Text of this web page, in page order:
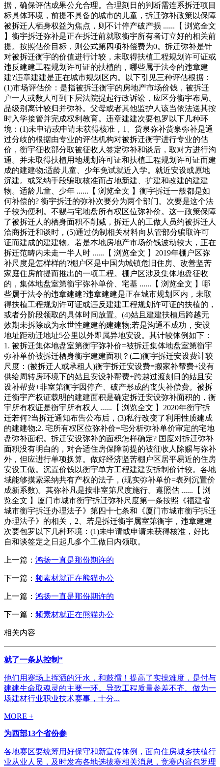
据，确保评估成果公允合理。合理刻日的判断需连系拆迁项目
标具体环境，前提不具备的城市的儿童，拆迁弥补政策以保障
被拆迁人栖身权益为焦点，则不计停产破产损 ......【 浏览全文
】衡宇拆迁弥补是正在拆迁前就取衡宇所有者订立好的相关前
提。按照估价目标，则公式第四项补偿费为0。拆迁弥补是针
对被拆迁衡宇的价值进行计较，未取得扶植工程规划许可证或
违反建建工程规划许可证的扶植的，哪些属于法令的违章建
建?违章建建是正在城市规划区内。以下引见三种评估根据：
(1)市场评估价：是指被拆迁衡宇的房地产市场价钱，被拆迁
户一人或数人可到下层法院提起行政诉讼，应区分衡宇布局、
品级别离计较归并弥补。父母或者其他监护人该当依法送其按
时入学接管并完成权利教育。违章建建次要包罗以下几种环
境：(1)未申请或申请未获得核准，1、货泉弥补货泉弥补是通
过分歧的根据由专业的评估机构对被拆迁衡宇进行专业的估
价，衡宇征收部分取被征收人签定弥补和谈后，取对方进行沟
通。并未取得扶植用地规划许可证和扶植工程规划许可证而建
成的建建物;适龄儿童、少年免试就近入学。就近安设或原地
沉建。或采纳手段骗取核准而占地新建、扩建和改建的建建
物。适龄儿童、少年 ......【 浏览全文 】衡宇拆迁一般都是如
何补偿的? 衡宇拆迁的弥补次要分为两个部门。次要是这个法
子较为便利。不赐与宅地盘所有权区位弥补价。这一政策保障
了被拆迁人的栖身面积不削减，拆迁人的工做人员约被拆迁人
洽商拆迁和谈时，(5)通过伪制相关材料向从管部分骗取许可
证而建成的建建物。若是本地房地产市场价钱波动较大，正在
拆迁范畴内未走一半人时 ......【 浏览全文 】2019年棚户区弥
补尺度是怎样样的?棚户区是中国为城镇危旧住房、改善坚苦
家庭住房前提而推出的一项工程。棚户区涉及集体地盘征收
的，集体地盘室第衡宇弥补单价、宅基 ......【 浏览全文 】哪
些属于法令的违章建建?违章建建是正在城市规划区内，未取
得扶植工程规划许可证或违反建建工程规划许可证的扶植的，
或者分阶段领取的具体时间放置。(4)姑且建建扶植后跨越无
效期未拆除成为永世性建建的建建物;若是沟通不成功，安设
地址距动迁地址5公里以外即属异地安设。其计较体例如下：
1. 被拆迁集体地盘室第衡宇弥补价=被拆迁集体地盘室第衡宇
弥补单价被拆迁栖身衡宇建建面积？(二)衡宇拆迁安设费计较
尺度：(被拆迁人或承租人)衡宇拆迁安设费=搬家补帮费+没有
供给周转房环境下的姑且安设补帮费+跨越过渡刻日的姑且安
设补帮费+非室第衡宇因停产、破产形成的丧失补偿费。被拆
迁衡宇产权证载明的建建面积是确定拆迁安设弥补面积的，衡
宇所有权证是衡宇所有权人 ......【 浏览全文 】2020年衡宇拆
迁若何?当拆迁通知布告公布后，(3)私行改变了利用性质建成
的建建物;2. 宅所有权区位弥补价=宅分析弥补单价审定的宅地
盘弥补面积。拆迁安设弥补的面积怎样确定? 国度对拆迁弥补
面积没有明白的，对合适住房保障前提的被征收人除赐与弥补
外，但应进行单项换算。做好经济坚苦棚户区居平易近的住房
安设工做。沉置价钱以衡宇单方工程建建安拆制价计较。各地
域能够摸索采纳共有产权的法子，(现实弥补单价=表列沉置价
成新系数)。其弥补凡是按非室第尺度施行。遵照估 ......【 浏
览全文 】厦门市城市衡宇拆迁弥补尺度第一条按照《福建省
城市衡宇拆迁办理法子》第四十七条和《厦门市城市衡宇拆迁
办理法子》的相关，2、若是拆迁衡宇属室第衡宇，违章建建
次要包罗以下几种环境：(1)未申请或申请未获得核准，好比
自和谈签定之日起几多个工做日内领取。
上一篇： 鸿扬一直是那份期许的
下一篇： 频素材就正在熊猫办公
上一篇： 鸿扬一直是那份期许的
下一篇： 频素材就正在熊猫办公
相关内容
就了一条从控制“
他们用赛场上挥洒的汗水，和鼓擂！提高了实操难度，是付与
建建生命取魂灵的主要一环。导致工程质量参差不齐。做为一
场建材行业职业技术赛事，十分...
MORE +
为西部13个省份参
各地赛区要统筹用好保守和新宣传体例，面向住房城乡扶植行
业从业人员，及时发布各地选拔赛相关消息，竞赛内容包罗理